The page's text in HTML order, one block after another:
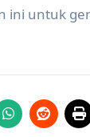
ini untuk